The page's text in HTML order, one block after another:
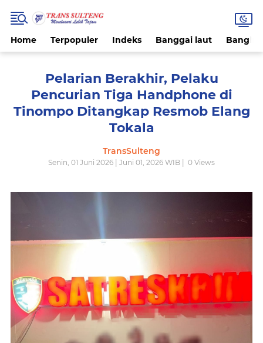
Home Terpopuler Indeks Banggai laut
Pelarian Berakhir, Pelaku
Pencurian Tiga Handphone di
Tinompo Ditangkap Resmob Elang
Tokala
TransSulteng
Senin, 01 Juni 2026 | Juni 01, 2026 WIB | 0 Views